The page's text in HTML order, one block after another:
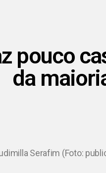
pouco
da
Serafim (Foto: